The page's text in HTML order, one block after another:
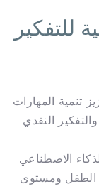
للتفكير
تنمية المهارات
النقدي
الاصطناعي
الطفل ومستوى